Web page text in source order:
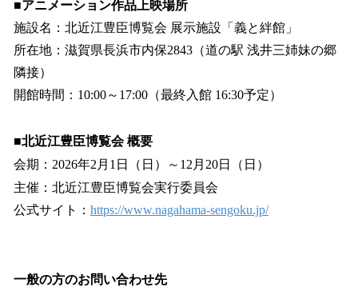
■アニメーション作品上映場所
施設名：北近江豊臣博覧会 展示施設「義と絆館」
所在地：滋賀県長浜市内保2843（道の駅 浅井三姉妹の郷
隣接）
開館時間：10:00～17:00（最終入館 16:30予定）
■北近江豊臣博覧会 概要
会期：2026年2月1日（日）～12月20日（日）
主催：北近江豊臣博覧会実行委員会
公式サイト： https://www.nagahama-sengoku.jp/
一般の方のお問い合わせ先